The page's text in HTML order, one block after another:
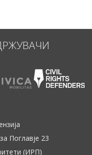
Поглавје 23
(ИРП)